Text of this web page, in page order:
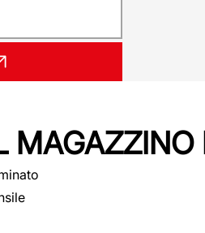
MAGAZZINO